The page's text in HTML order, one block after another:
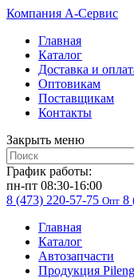
Компания A-Cервис
Главная
Каталог
Доставка и
Оптовикам
Поставщикам
Контакты
Закрыть меню
График работы:
пн-пт 08:30-16:00
8 (473) 220-57-75 Опт 8
Главная
Каталог
Автозапчасти
Продукция